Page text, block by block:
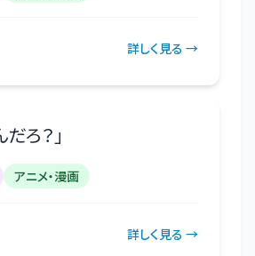
詳しく見る →
ろ？ 」
アニメ・漫画
詳しく見る →